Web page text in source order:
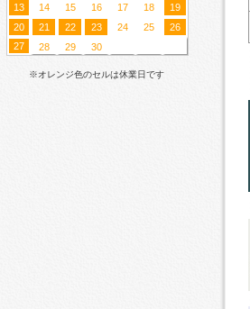
13
14 15 16 17 18
19
20
21 22 23 24 25
26
27
28 29 30
※オレンジ色のセルは休業日です